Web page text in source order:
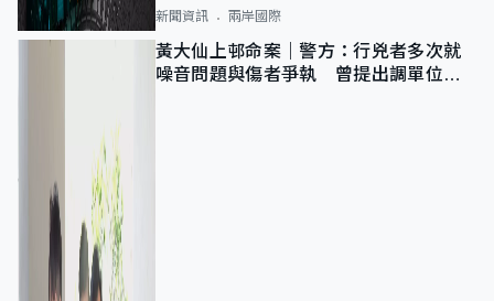
新聞資訊 兩岸國際
黃大仙上邨命案｜警方：行兇者多次就
噪音問題與傷者爭執 曾提出調單位已